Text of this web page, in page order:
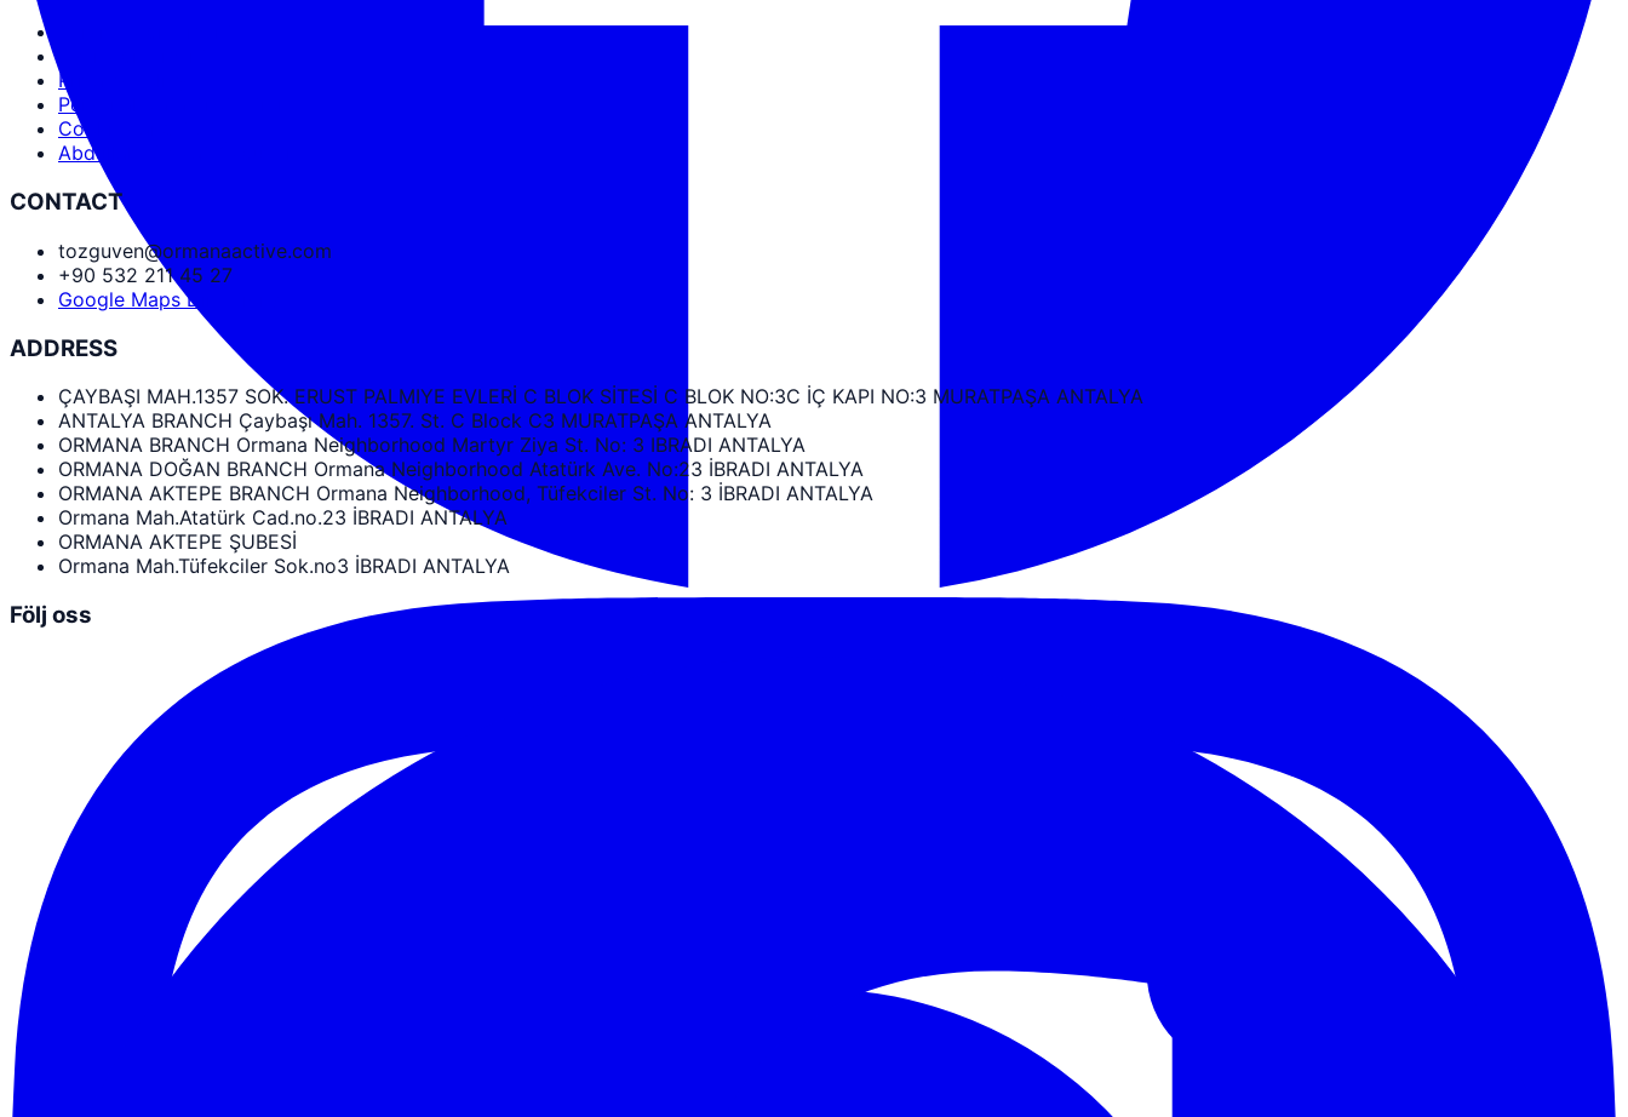
Privacy Policy
Personal Data Protection
Cookies and PDPL
Abdullah Nevzat Özgüven
CONTACT
tozguven@ormanaactive.com
+90 532 211 45 27
Google Maps Directions
ADDRESS
ÇAYBAŞI MAH.1357 SOK. ERUST PALMIYE EVLERİ C BLOK SİTESİ C BLOK NO:3C İÇ KAPI NO:3 MURATPAŞA ANTALYA
ANTALYA BRANCH Çaybaşı Mah. 1357. St. C Block C3 MURATPAŞA ANTALYA
ORMANA BRANCH Ormana Neighborhood Martyr Ziya St. No: 3 IBRADI ANTALYA
ORMANA DOĞAN BRANCH Ormana Neighborhood Atatürk Ave. No:23 İBRADI ANTALYA
ORMANA AKTEPE BRANCH Ormana Neighborhood, Tüfekciler St. No: 3 İBRADI ANTALYA
Ormana Mah.Atatürk Cad.no.23 İBRADI ANTALYA
ORMANA AKTEPE ŞUBESİ
Ormana Mah.Tüfekciler Sok.no3 İBRADI ANTALYA
Följ oss